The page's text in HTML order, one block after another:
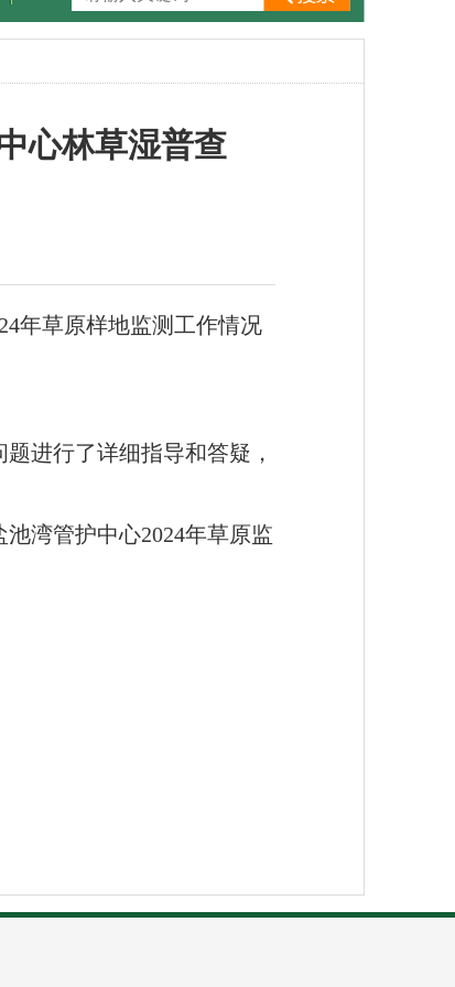
心林草湿普查
年草原样地监测工作情况
进行了详细指导和答疑，
湾管护中心2024年草原监